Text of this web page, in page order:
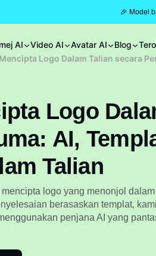
🎉 Model
AI Video AI Avatar AI Blog
Logo Dalam Talian secara
Logo
AI,
Talian
logo yang menonjol
berasaskan templat,
penjana AI yang